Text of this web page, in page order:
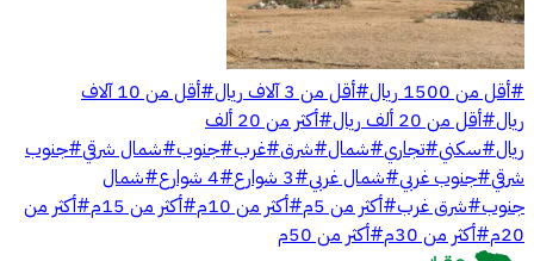
#أقل من 1500 ريال #أقل من 3 آلاف ريال #
أقل من 10 آلاف
ريال#أقل من 20 ألف ريال #
أكثر من 20 ألف
ريال#سكني#تجاري#شمال#شرق#غرب#جنوب#شمال شرقي#جنوب
شرقي#جنوب غربي#شمال غربي#3 شوارع #4 شوارع #شمال
جنوب#شرق غرب#أكثر من 5م #أكثر من 10م #أكثر من 15م #أكثر من
20م #أكثر من 30م #أكثر من 50م